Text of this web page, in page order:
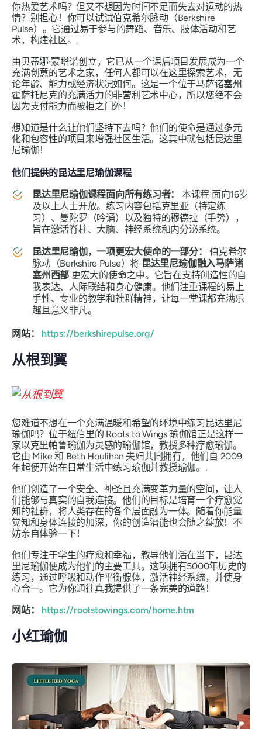
你热爱艺术吗？但又不想因为时间不足而失去对运动的热
情？别担心！你可以试试伯克希尔脉动（Berkshire
Pulse）。它通过易于参与的舞蹈、音乐、肢体活动和艺
术，构建社区。.
由贝蒂娜·蒙塔诺创立，它已从一个课后项目发展成为一个
充满创意的艺术之家，任何人都可以在这里探索艺术，无
论年龄、能力或经济状况如何。这是一个位于马萨诸塞州
霍萨托尼克的充满活力的非营利艺术中心，所以您绝不会
因为支付能力而被拒之门外！
想知道是什么让他们坚持下去吗？他们的使命是通过多元
化和包容性的项目来增强社区生活。这其中就包括昆达里
尼瑜伽！
他们提供的昆达里尼瑜伽课程
昆达里尼瑜伽课程面向所有练习者： 本课程 面向16岁
及以上人士开放。练习内容包括克里亚（特定练
习）、曼陀罗（吟诵）以及独特的穆德拉（手势），
旨在激活脊柱、大脑、神经系统和内分泌系统。
昆达里尼瑜伽，一项更宏大使命的一部分：伯克希尔
脉动（Berkshire Pulse）将 昆达里尼瑜伽融入马萨诸
塞州西部 更宏大的使命之中。它旨在支持创造性的自
我表达、人际联结和身心健康。他们注重课程的易上
手性、专业的教学和社群精神，让每一堂课都充满乐
趣且意义非凡。
网站： https://berkshirepulse.org/
从根到翼
您难道不想在一个充满温暖和希望的环境中练习昆达里尼
瑜伽吗？位于纽伯里的 Roots to Wings 瑜伽馆正是这样一
家以克里帕鲁瑜伽为灵感的瑜伽馆，教授多种疗愈瑜伽。
它由 Mike 和 Beth Houlihan 夫妇共同拥有，他们自 2009
年起便开始在日常生活中练习瑜伽并教授瑜伽。.
他们创造了一个安全、神圣且充满变革力量的空间，让人
们能够与真实的自我连接。他们的目标是培育一个疗愈觉
知的社群，将人类存在的各个层面融为一体。随着你能量
觉知和身体连接的加深，你的创造潜能也会随之绽放！不
妨亲自体验一下！
他们专注于学生的疗愈和幸福，教导他们活在当下，昆达
里尼瑜伽便成为他们的主要工具。这项拥有5000年历史的
练习，通过呼吸和动作平衡腺体，激活神经系统，并使身
心合一。它为你通往真我提供了一条完美的道路！
网站：
https://rootstowings.com/home.htm
小红瑜伽